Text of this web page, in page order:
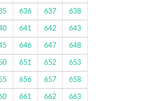
636 637 638
641 642 643
646 647 648
651 652 653
656 657 658
661 662 663